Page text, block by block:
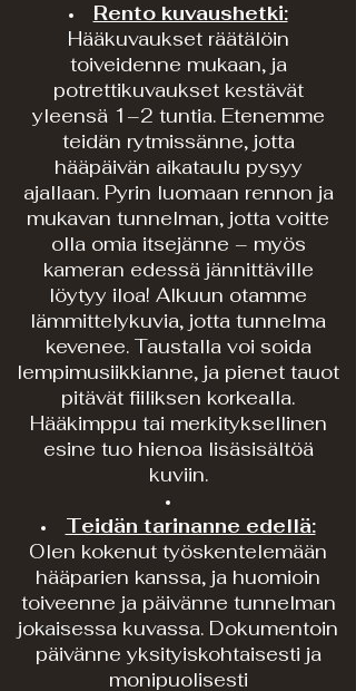
Rento kuvaushetki:
Hääkuvaukset räätälöin
toiveidenne mukaan, ja
potrettikuvaukset kestävät
yleensä 1–2 tuntia. Etenemme
teidän rytmissänne, jotta
hääpäivän aikataulu pysyy
ajallaan. Pyrin luomaan rennon ja
mukavan tunnelman, jotta voitte
olla omia itsejänne – myös
kameran edessä jännittäville
löytyy iloa! Alkuun otamme
lämmittelykuvia, jotta tunnelma
kevenee. Taustalla voi soida
lempimusiikkianne, ja pienet tauot
pitävät fiiliksen korkealla.
Hääkimppu tai merkityksellinen
esine tuo hienoa lisäsisältöä
kuviin.
Teidän tarinanne edellä:
Olen kokenut työskentelemään
hääparien kanssa, ja huomioin
toiveenne ja päivänne tunnelman
jokaisessa kuvassa. Dokumentoin
päivänne yksityiskohtaisesti ja
monipuolisesti